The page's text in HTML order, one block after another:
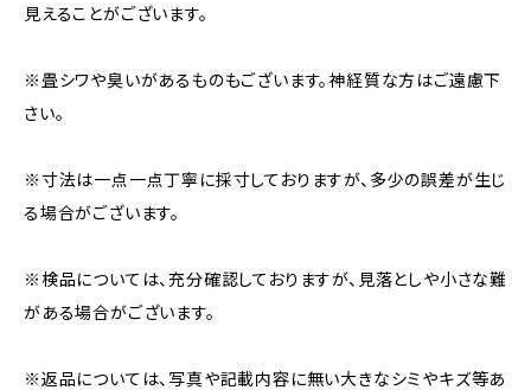
見えることがございます。
※畳シワや臭いがあるものもございます。神経質な方はご遠慮下
さい。
※寸法は一点一点丁寧に採寸しておりますが、多少の誤差が生じ
る場合がございます。
※検品については、充分確認しておりますが、見落としや小さな難
がある場合がございます。
※返品については、写真や記載内容に無い大きなシミやキズ等あ